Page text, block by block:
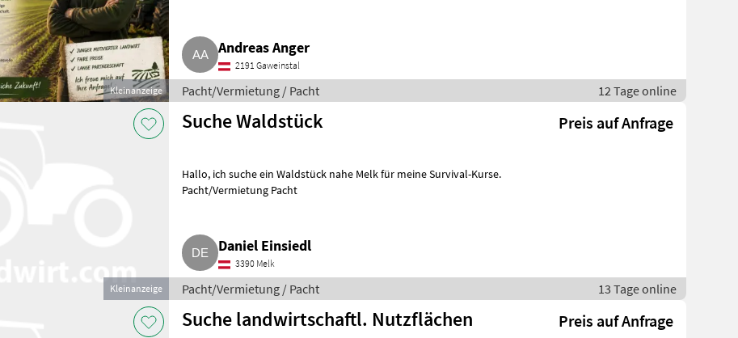
Kleinanzeige
Andreas Anger
2191 Gaweinstal
Pacht/Vermietung / Pacht 12 Tage online
Kleinanzeige
Suche Waldstück Preis auf Anfrage
Hallo, ich suche ein Waldstück nahe Melk für meine Survival-Kurse.
Pacht/Vermietung Pacht
Daniel Einsiedl
3390 Melk
Pacht/Vermietung / Pacht 13 Tage online
Suche landwirtschaftl. Nutzflächen Preis auf Anfrage